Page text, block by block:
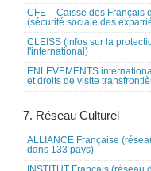
CFE – Caisse des Français
(sécurité sociale des
CLEISS (infos sur la
l'international)
ENLEVEMENTS
et droits de visite
7. Réseau Culturel
ALLIANCE Française
dans 133 pays)